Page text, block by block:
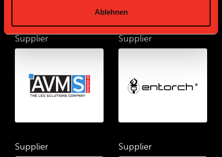
Ablehnen
Supplier Supplier
Supplier Supplier